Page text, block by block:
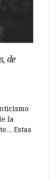
de
la
Estas